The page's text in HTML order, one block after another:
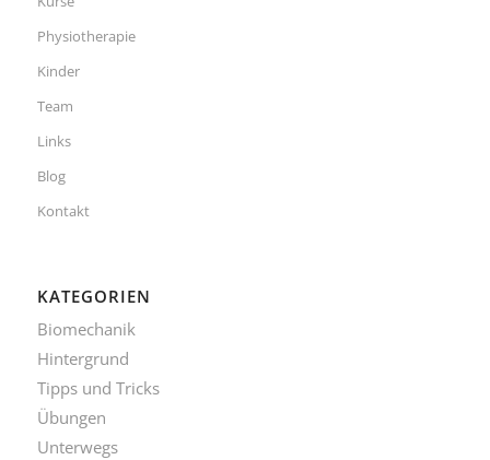
Physiotherapie
Kinder
Team
Links
Blog
Kontakt
KATEGORIEN
Biomechanik
Hintergrund
Tipps und Tricks
Übungen
Unterwegs